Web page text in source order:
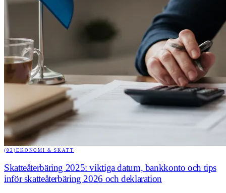
(02) EKONOMI & SKATT
Skatteåterbäring 2025: viktiga datum, bankkonto och tips
inför skatteåterbäring 2026 och deklaration